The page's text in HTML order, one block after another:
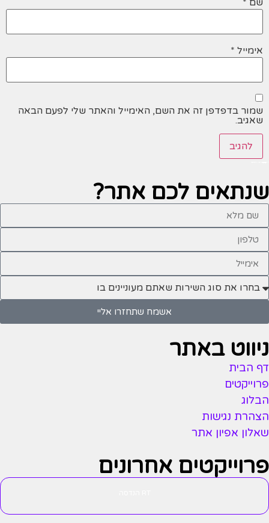
אימייל *
שמור בדפדפן זה את השם, האימייל והאתר שלי לפעם הבאה
שאגיב.
שנתאים לכם אתר?
אשמח שתחזרו אליי
ניווט באתר
דף הבית
פרוייקטים
הבלוג
הצהרת נגישות
שאלון אפיון אתר
פרוייקטים אחרונים